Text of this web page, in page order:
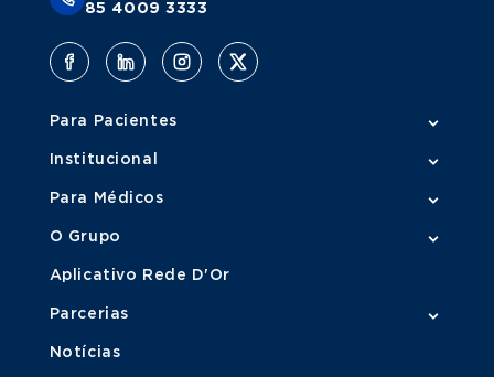
85 4009 3333
Para Pacientes
Institucional
Para Médicos
O Grupo
Aplicativo Rede D'Or
Parcerias
Notícias